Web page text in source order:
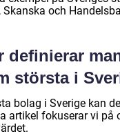
Skanska och
definierar
största i
bolag i Sverige kan
artikel fokuserar vi